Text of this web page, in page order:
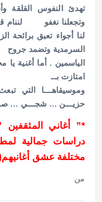
تهدئ النفوس القلقة
وتجعلنا نغفو لننام
لنا أجواء تعبق برائحة
السرمدية وتضمد جروح
الياسمين . أما أغنية
امتازت بــ
وموسيقاهـــا التي
حزيـــن … شجـــي …
*” أغاني
دراسات جمالية
مختلفة عشق
من